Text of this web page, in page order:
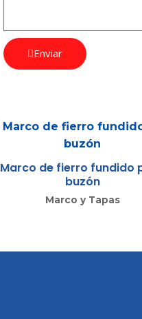
Enviar
Marco de fierro fundido
buzón
Marco y Tapas